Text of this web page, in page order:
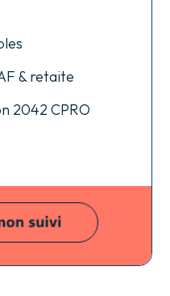
& retaite
2042 CPRO